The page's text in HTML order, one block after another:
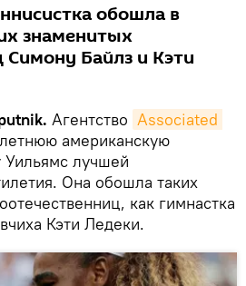
обошла в
знаменитых
Симону Байлз и Кэти
Агентство Associated
американскую
Уильямс лучшей
Она обошла таких
как гимнастка
Кэти Ледеки.